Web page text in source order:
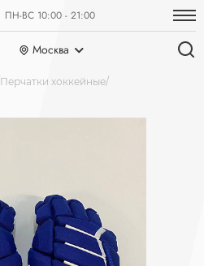
ПН-ВС 10:00 - 21:00
Москва
Перчатки хоккейные